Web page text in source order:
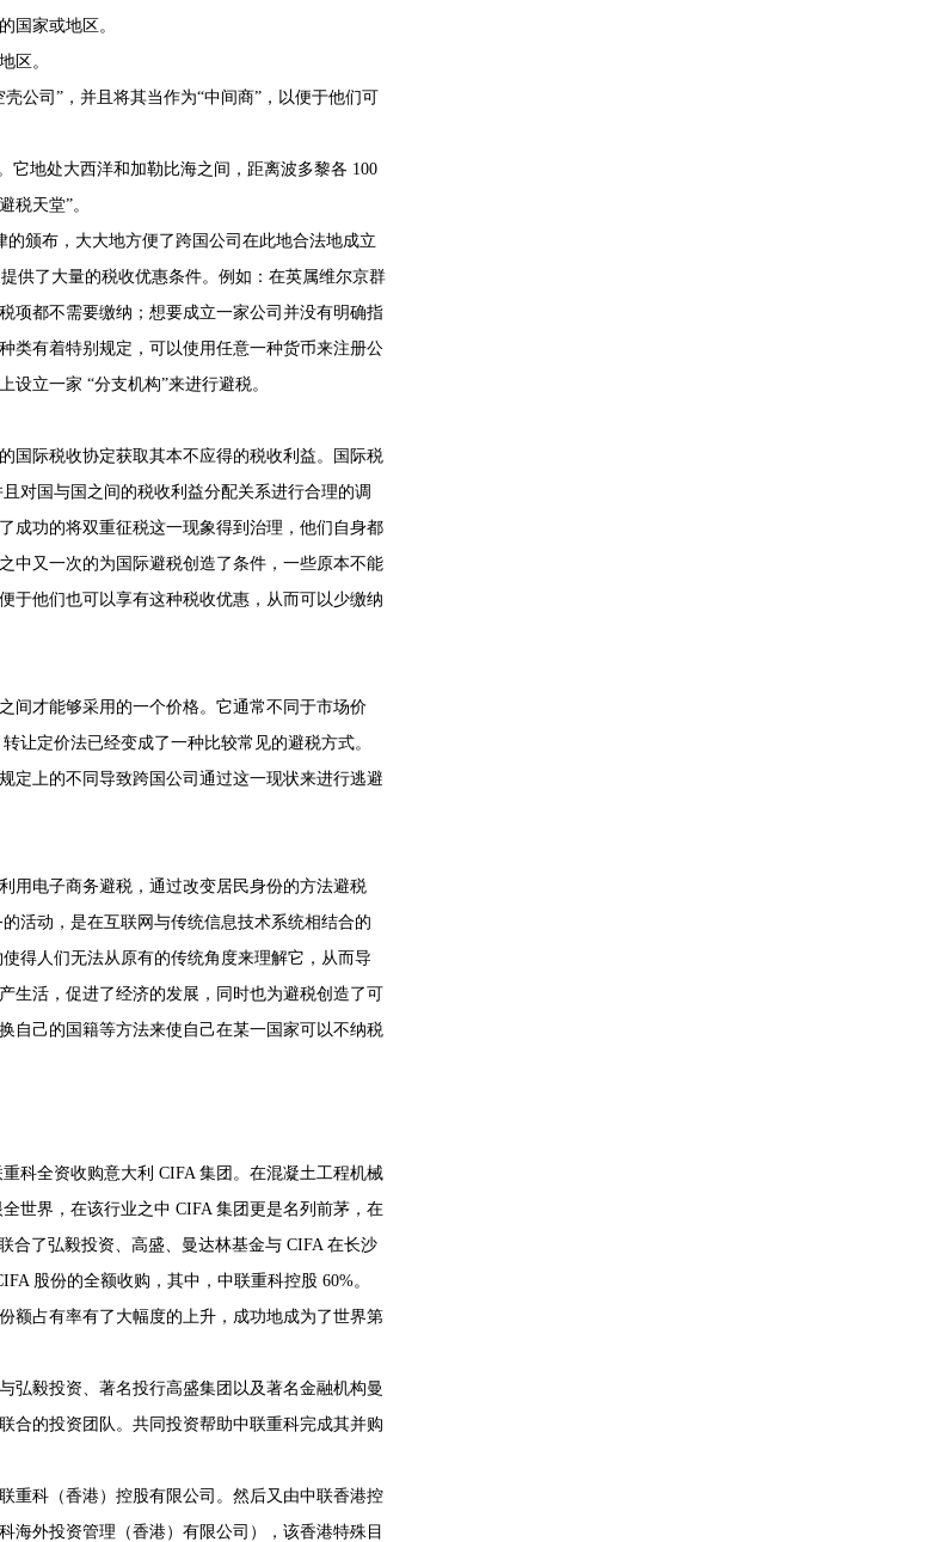
国家或地区。
区。
公司”，并且将其当作为“中间商”，以便于他们可
它地处大西洋和加勒比海之间，距离波多黎各 100
税天堂”。
颁布，大大地方便了跨国公司在此地合法地成立
供了大量的税收优惠条件。例如：在英属维尔京群
项都不需要缴纳；想要成立一家公司并没有明确指
类有着特别规定，可以使用任意一种货币来注册公
立一家 “分支机构”来进行避税。
国际税收协定获取其本不应得的税收利益。国际税
对国与国之间的税收利益分配关系进行合理的调
成功的将双重征税这一现象得到治理，他们自身都
中又一次的为国际避税创造了条件，一些原本不能
于他们也可以享有这种税收优惠，从而可以少缴纳
间才能够采用的一个价格。它通常不同于市场价
让定价法已经变成了一种比较常见的避税方式。
定上的不同导致跨国公司通过这一现状来进行逃避
用电子商务避税，通过改变居民身份的方法避税
活动，是在互联网与传统信息技术系统相结合的
得人们无法从原有的传统角度来理解它，从而导
生活，促进了经济的发展，同时也为避税创造了可
自己的国籍等方法来使自己在某一国家可以不纳税
科全资收购意大利 CIFA 集团。在混凝土工程机械
世界，在该行业之中 CIFA 集团更是名列前茅，在
合了弘毅投资、高盛、曼达林基金与 CIFA 在长沙
股份的全额收购，其中，中联重科控股 60%。
额占有率有了大幅度的上升，成功地成为了世界第
弘毅投资、著名投行高盛集团以及著名金融机构曼
合的投资团队。共同投资帮助中联重科完成其并购
科（香港）控股有限公司。然后又由中联香港控
外投资管理（香港）有限公司），该香港特殊目